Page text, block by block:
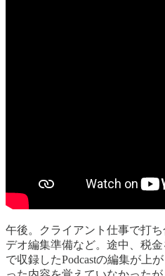
午後。クライアント仕事で打
デオ編集準備など。途中、税
で収録したPodcastの編集が上